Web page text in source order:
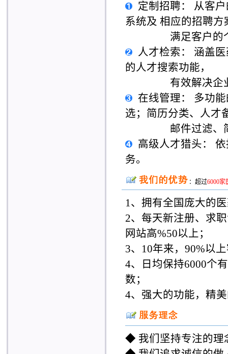
定制招聘：
从客
系统及 相应的招聘方
满足客户的
人才检索： 涵盖
的人才搜索功能，
有效解决企
在线管理： 多功
选；简历分类、人才
邮件过滤、
高级人才猎头： 依
务。
：超过6000家
1、拥有全国庞大的
2、每天新注册、求
网站高%50以上；
3、10年来，90%以
4、日均保持6000个
数；
4、强大的功能，精
◆ 我们坚持专注的理